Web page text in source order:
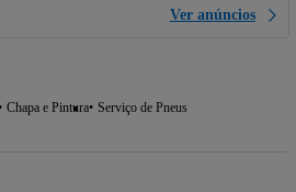
Ver anúncios
Chapa e Pintura Serviço de Pneus